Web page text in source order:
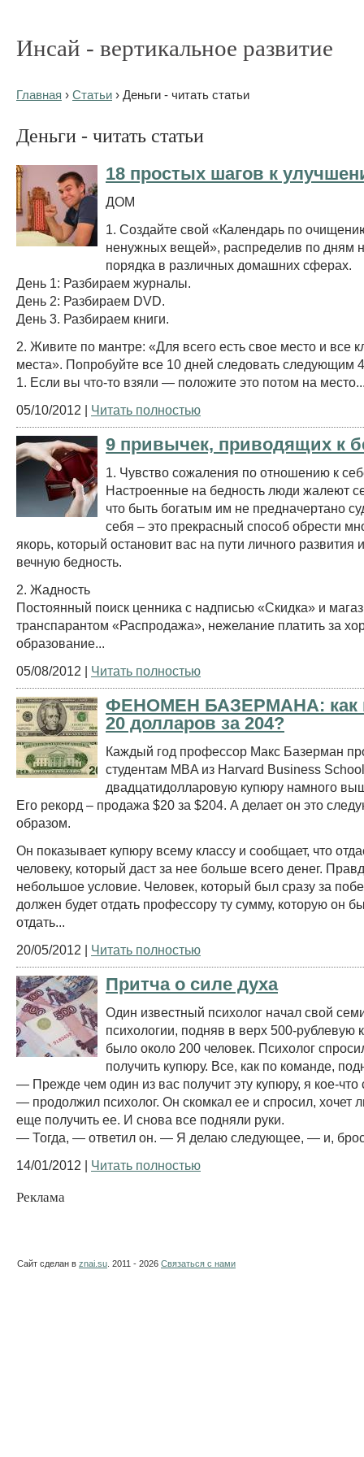
Инсай - вертикальное развитие
Главная › Статьи › Деньги - читать статьи
Деньги - читать статьи
18 простых шагов к
ДОМ
1. Создайте свой «Календарь по
ненужных вещей», распределив по дням
порядка в различных домашних сферах.
День 1: Разбираем журналы.
День 2: Разбираем DVD.
День 3. Разбираем книги.
2. Живите по мантре: «Для всего есть свое место и все
места». Попробуйте все 10 дней следовать следующим
1. Если вы что-то взяли — положите это потом на
05/10/2012 | Читать полностью
9 привычек, приводящих к
1. Чувство сожаления по отношению к
Настроенные на бедность люди жалеют
что быть богатым им не предначертано
себя – это прекрасный способ обрести
якорь, который остановит вас на пути личного развития
вечную бедность.
2. Жадность
Постоянный поиск ценника с надписью «Скидка» и
транспарантом «Распродажа», нежелание платить за
образование...
05/08/2012 | Читать полностью
ФЕНОМЕН БАЗЕРМАНА: как
20 долларов за 204?
Каждый год профессор Макс Базерман
студентам MBA из Harvard Business School
двадцатидолларовую купюру намного
Его рекорд – продажа $20 за $204. А делает он это
образом.
Он показывает купюру всему классу и сообщает, что
человеку, который даст за нее больше всего денег.
небольшое условие. Человек, который был сразу за
должен будет отдать профессору ту сумму, которую он
отдать...
20/05/2012 | Читать полностью
Притча о силе духа
Один известный психолог начал свой
психологии, подняв в верх 500-рублевую
было около 200 человек. Психолог
получить купюру. Все, как по команде,
— Прежде чем один из вас получит эту купюру, я кое-что
— продолжил психолог. Он скомкал ее и спросил, хочет
еще получить ее. И снова все подняли руки.
— Тогда, — ответил он. — Я делаю следующее, — и,
14/01/2012 | Читать полностью
Реклама
Сайт сделан в znai.su . 2011 - 2026 Связаться с нами